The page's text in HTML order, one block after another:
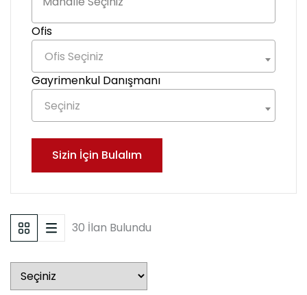
Ofis
Ofis Seçiniz
Gayrimenkul Danışmanı
Seçiniz
Sizin İçin Bulalım
30 İlan Bulundu